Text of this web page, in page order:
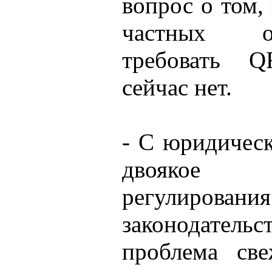
частных
требовать
сейчас нет.
- С
двоякое
проблема